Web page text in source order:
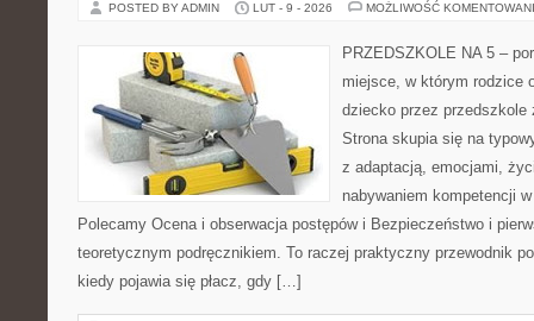
POSTED BY ADMIN LUT - 9 - 2026 MOŻLIWOŚĆ
PRZEDSZKOLE NA 5 –
miejsce, w którym rodzice
dziecko przez przedszkole
Strona skupia się na
z adaptacją, emocjami,
nabywaniem kompetencji
Polecamy Ocena i obserwacja postępów i Bezpieczeństwo i
teoretycznym podręcznikiem. To raczej praktyczny przewodnik
kiedy pojawia się płacz, gdy […]